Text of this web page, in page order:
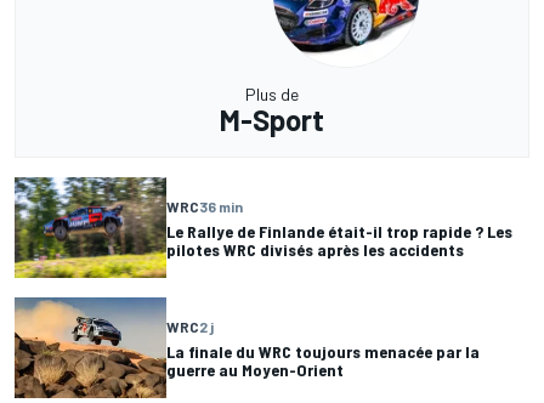
Plus de
M-Sport
WRC36 min
Le Rallye de Finlande était-il trop rapide ? Les
pilotes WRC divisés après les accidents
WRC2 j
La finale du WRC toujours menacée par la
guerre au Moyen-Orient